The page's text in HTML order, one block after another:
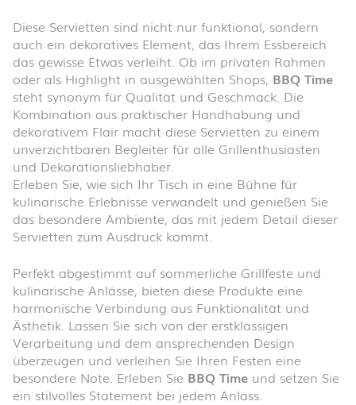
Diese Servietten sind nicht nur funktional, sondern
auch ein dekoratives Element, das Ihrem Essbereich
das gewisse Etwas verleiht. Ob im privaten Rahmen
oder als Highlight in ausgewählten Shops, BBQ Time
steht synonym für Qualität und Geschmack. Die
Kombination aus praktischer Handhabung und
dekorativem Flair macht diese Servietten zu einem
unverzichtbaren Begleiter für alle Grillenthusiasten
und Dekorationsliebhaber.
Erleben Sie, wie sich Ihr Tisch in eine Bühne für
kulinarische Erlebnisse verwandelt und genießen Sie
das besondere Ambiente, das mit jedem Detail dieser
Servietten zum Ausdruck kommt.
Perfekt abgestimmt auf sommerliche Grillfeste und
kulinarische Anlässe, bieten diese Produkte eine
harmonische Verbindung aus Funktionalität und
Ästhetik. Lassen Sie sich von der erstklassigen
Verarbeitung und dem ansprechenden Design
überzeugen und verleihen Sie Ihren Festen eine
besondere Note. Erleben Sie BBQ Time und setzen Sie
ein stilvolles Statement bei jedem Anlass.